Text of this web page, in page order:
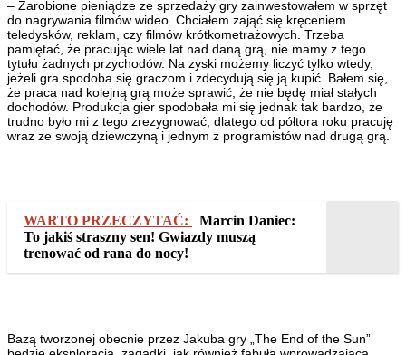
– Zarobione pieniądze ze sprzedaży gry zainwestowałem w sprzęt
do nagrywania filmów wideo. Chciałem zająć się kręceniem
teledysków, reklam, czy filmów krótkometrażowych. Trzeba
pamiętać, że pracując wiele lat nad daną grą, nie mamy z tego
tytułu żadnych przychodów. Na zyski możemy liczyć tylko wtedy,
jeżeli gra spodoba się graczom i zdecydują się ją kupić. Bałem się,
że praca nad kolejną grą może sprawić, że nie będę miał stałych
dochodów. Produkcja gier spodobała mi się jednak tak bardzo, że
trudno było mi z tego zrezygnować, dlatego od półtora roku pracuję
wraz ze swoją dziewczyną i jednym z programistów nad drugą grą.
WARTO PRZECZYTAĆ:
Marcin Daniec:
To jakiś straszny sen! Gwiazdy muszą
trenować od rana do nocy!
Bazą tworzonej obecnie przez Jakuba gry „The End of the Sun”